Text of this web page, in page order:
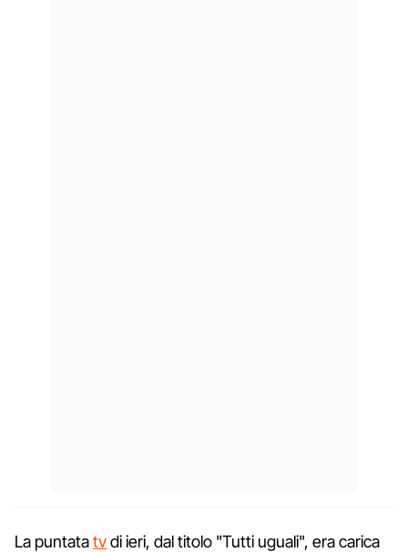
La puntatatvdi ieri, dal titolo "Tutti uguali", era carica